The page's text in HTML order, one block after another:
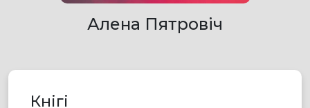
Алена Пятровіч
Кнігі